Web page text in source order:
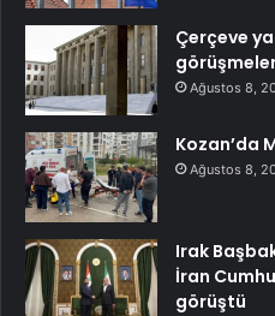
Çerçeve
Ağustos 8,
Kozan’da
Ağustos 8,
Irak
İran
görüştü